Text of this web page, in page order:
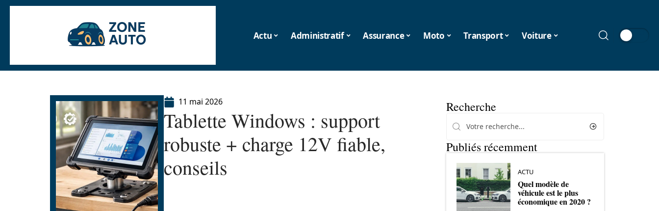
Actu Administratif Assurance Moto Transport Voiture
11 mai 2026
Tablette Windows : support
robuste + charge 12V fiable,
conseils
Recherche
Publiés récemment
ACTU
Quel modèle de
véhicule est le plus
économique en 2020 ?